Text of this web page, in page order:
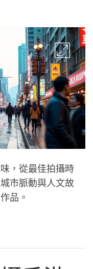
，從最佳拍攝時
市脈動與人文故
品。